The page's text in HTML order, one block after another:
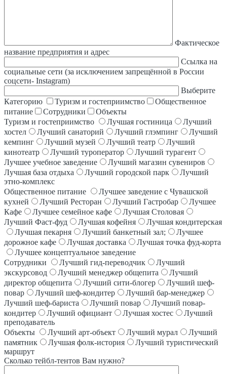
Фактическое
название предприятия и адрес
Ссылка на
социальные сети (за исключением запрещённой в России
соцсети- Instagram)
Выберите
Категорию
Туризм и гостеприимство
Общественное
питание
Сотрудники
Объекты
Туризм и гостеприимство
Лучшая гостиница
Лучший
хостел
Лучший санаторий Лучший глэмпинг
Лучший
кемпинг
Лучший музей Лучший театр
Лучший
кинотеатр
Лучший туроператор
Лучший турагент
Лучшее учебное заведение
Лучший магазин сувениров
Лучшая база отдыха
Лучший городской парк
Лучший
этно-комплекс
Общественное питание
Лучшее заведение с Чувашской
кухней
Лучший Ресторан Лучший Гастробар
Лучшее
Кафе
Лучшее семейное кафе
Лучшая Столовая
Лучший Фаст-фуд
Лучшая кофейня
Лучшая кондитерская
Лучшая пекарня
Лучший банкетный зал;
Лучшее
дорожное кафе
Лучшая доставка
Лучшая точка фуд-корта
Лучшее концептуальное заведение
Сотрудники
Лучший гид-переводчик
Лучший
экскурсовод
Лучший менеджер общепита
Лучший
директор общепита
Лучший сити-блогер
Лучший шеф-
повар
Лучший шеф-кондитер
Лучший бар-менеджер
Лучший шеф-бариста
Лучший повар
Лучший повар-
кондитер
Лучший официант Лучшая хостес
Лучший
преподаватель
Объекты
Лучший арт-объект Лучший мурал
Лучший
памятник
Лучшая фолк-история
Лучший туристический
маршрут
Сколько тейбл-тентов Вам нужно?